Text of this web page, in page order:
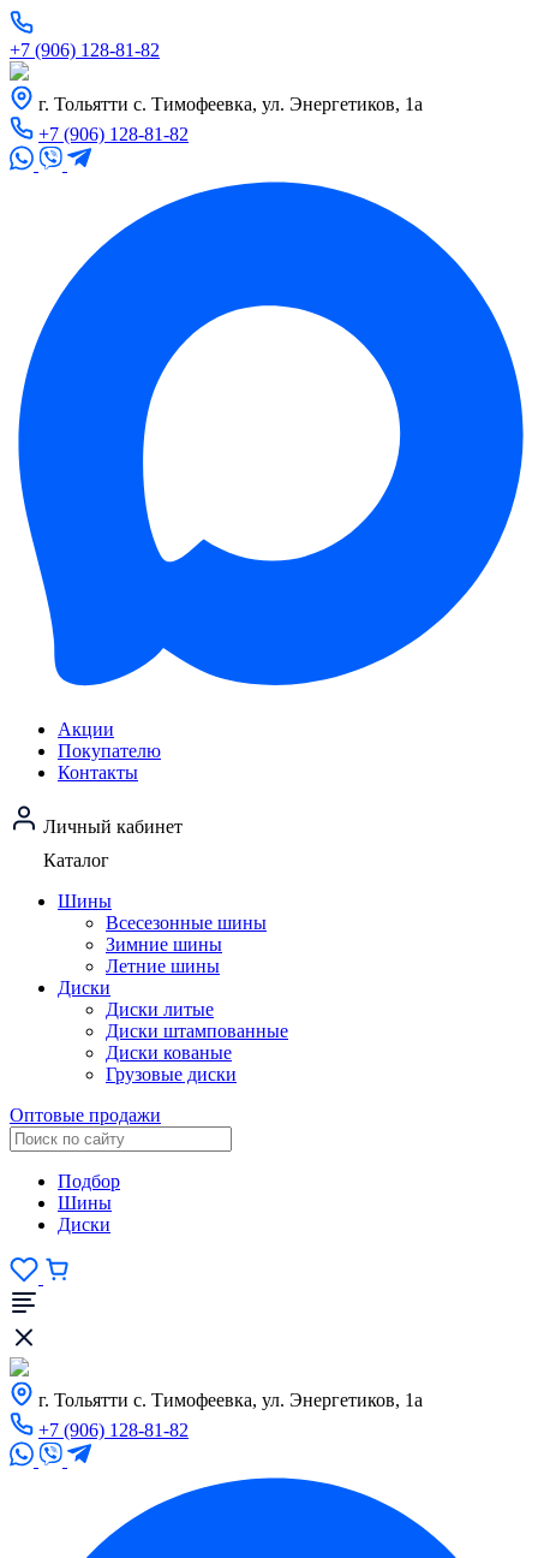
+7 (906) 128-81-82
г. Тольятти с. Тимофеевка, ул. Энергетиков, 1а
+7 (906) 128-81-82
Акции
Покупателю
Контакты
Личный кабинет
Каталог
Шины
Всесезонные шины
Зимние шины
Летние шины
Диски
Диски литые
Диски штампованные
Диски кованые
Грузовые диски
Оптовые продажи
Подбор
Шины
Диски
г. Тольятти с. Тимофеевка, ул. Энергетиков, 1а
+7 (906) 128-81-82